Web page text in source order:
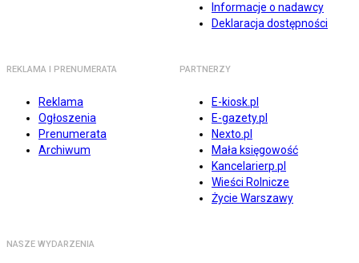
Informacje o nadawcy
Deklaracja dostępności
REKLAMA I PRENUMERATA
Reklama
Ogłoszenia
Prenumerata
Archiwum
PARTNERZY
E-kiosk.pl
E-gazety.pl
Nexto.pl
Mała księgowość
Kancelarierp.pl
Wieści Rolnicze
Życie Warszawy
NASZE WYDARZENIA